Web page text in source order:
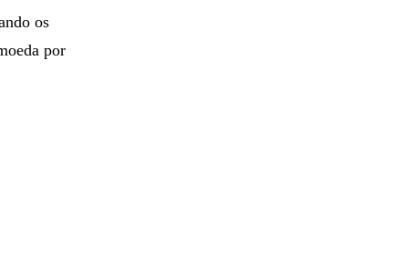
os
por